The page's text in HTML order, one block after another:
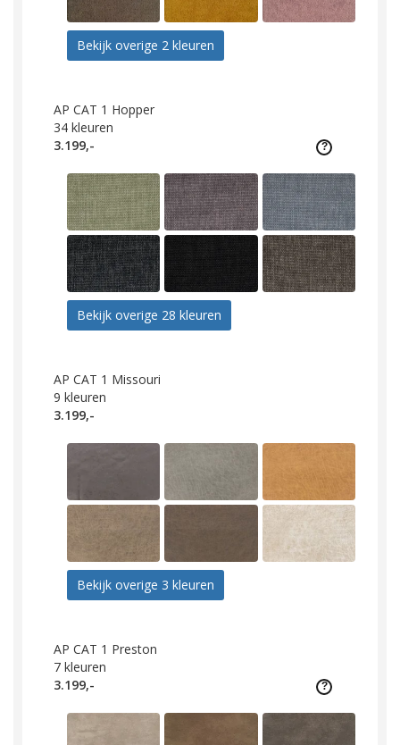
Bekijk overige 2 kleuren
AP CAT 1 Hopper
34 kleuren
3.199,-
Bekijk overige 28 kleuren
AP CAT 1 Missouri
9 kleuren
3.199,-
Bekijk overige 3 kleuren
AP CAT 1 Preston
7 kleuren
3.199,-